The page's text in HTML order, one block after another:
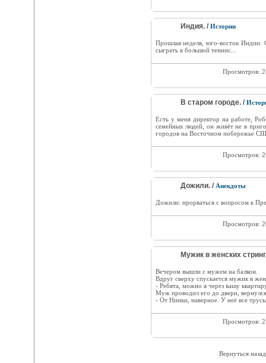
Индия. / Истории
Прошлая неделя, юго-восток Индии.
сыграть в большой теннис...
Просмотров:
В старом городе. /
Есть у меня директор на работе,
семейных людей, он живёт не в
городов на Восточном побережье
Просмотров:
Дожили. / Анекдоты
Дожили: прорваться с вопросом к
Просмотров:
Мужик в женских
Вечером вышли с мужем на балкон.
Вдруг сверху спускается мужик в
- Ребята, можно я через вашу
Муж проводил его до двери,
- От Нинки, наверное. У неё все
Просмотров:
Вернуться